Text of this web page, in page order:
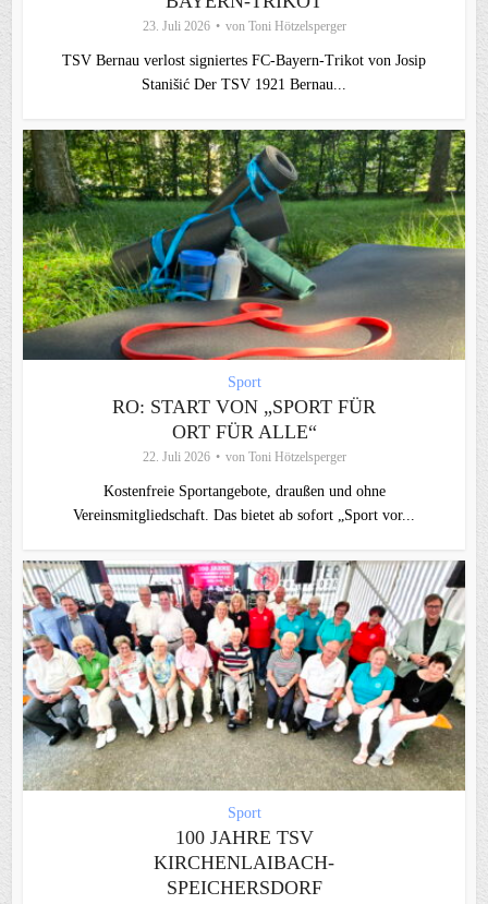
23. Juli 2026 von Toni Hötzelsperger
TSV Bernau verlost signiertes FC‑Bayern‑Trikot von Josip
Stanišić Der TSV 1921 Bernau...
Sport
RO: START VON „SPORT FÜR
ORT FÜR ALLE“
22. Juli 2026 von Toni Hötzelsperger
Kostenfreie Sportangebote, draußen und ohne
Vereinsmitgliedschaft. Das bietet ab sofort „Sport vor...
Sport
100 JAHRE TSV
KIRCHENLAIBACH-
SPEICHERSDORF